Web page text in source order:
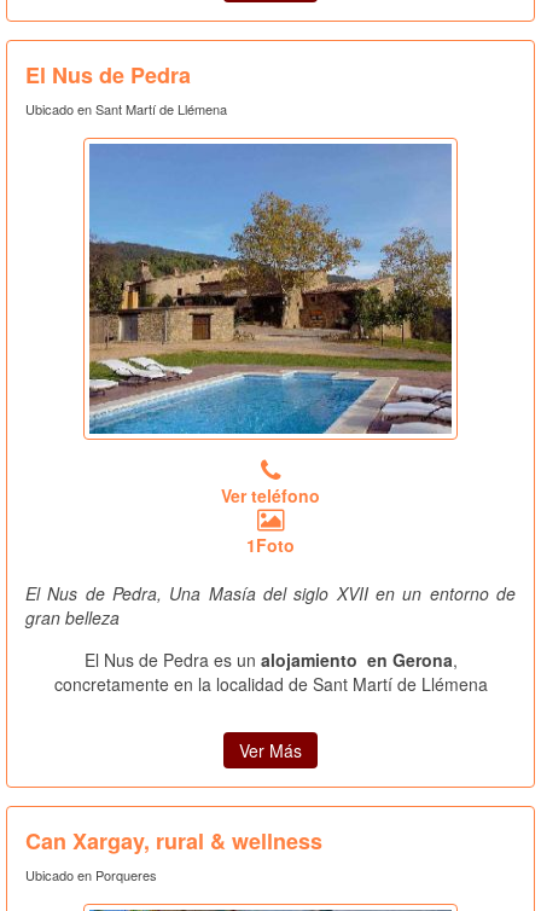
El Nus de Pedra
Ubicado en Sant Martí de Llémena
Ver teléfono
1Foto
El Nus de Pedra, Una Masía del siglo XVII en un entorno de
gran belleza
El Nus de Pedra es un alojamiento en Gerona,
concretamente en la localidad de Sant Martí de Llémena
Ver Más
Can Xargay, rural & wellness
Ubicado en Porqueres